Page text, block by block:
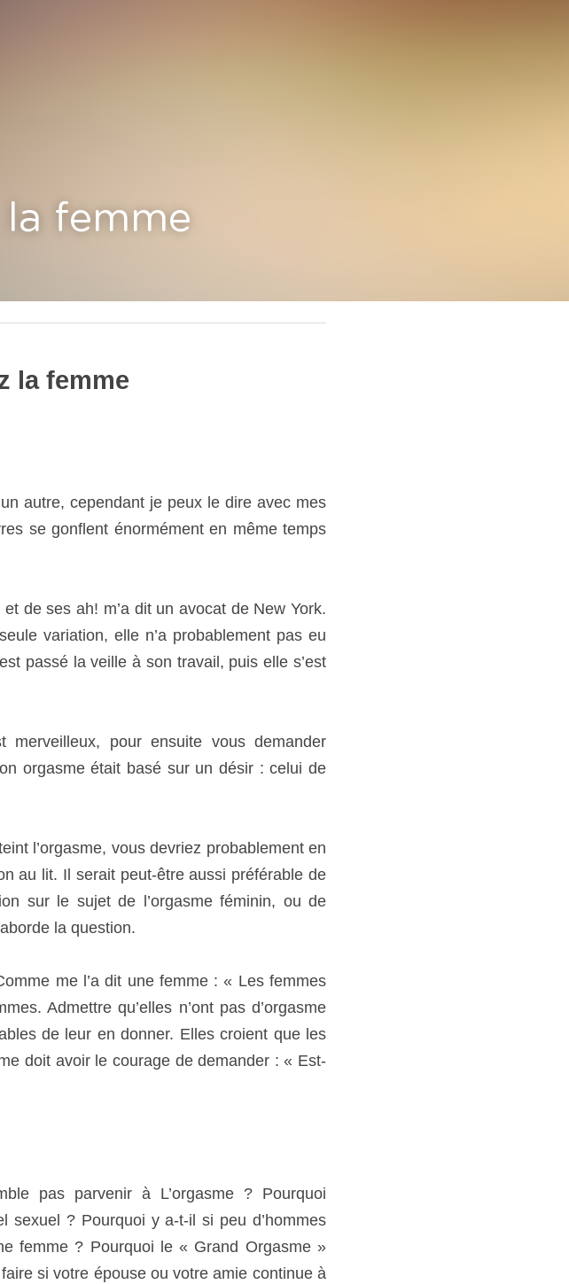
la femme
cependant je peux le dire avec mes doigts, car
énormément en même temps que je sens les
ah! m’a dit un avocat de New York. S’ils sont
n’a probablement pas eu d’orgasme. Elle devait
puis elle s’est souvenue qu’elle faisait l’amour
pour ensuite vous demander d’éjaculer à son
un désir : celui de vous voir en finir au plus tôt. »
peut-être aussi préférable de ne pas l’aborder
féminin, ou de l’orgasme en général, ou
me l’a dit une femme : « Les femmes ne disent
n’ont pas d’orgasme équivaudrait à dire à
croient que les hommes ne pourraient pas
: « Est-ce que tu as eu un orgasme ? »
à L’orgasme ? Pourquoi tellement peu de
» est-il si fugitif ? Et, par-dessus tout, que
de la difficulté à atteindre l’orgasme ?